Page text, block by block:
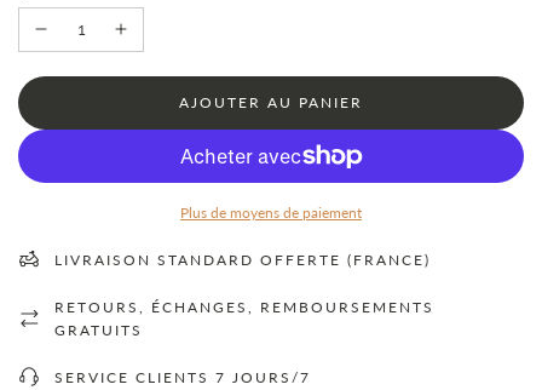
C
R
G
E
M
N
.
AJOUTER AU PANIER
Plus de moyens de paiement
LIVRAISON STANDARD OFFERTE (FRANCE)
RETOURS, ÉCHANGES, REMBOURSEMENTS
GRATUITS
SERVICE CLIENTS 7 JOURS/7